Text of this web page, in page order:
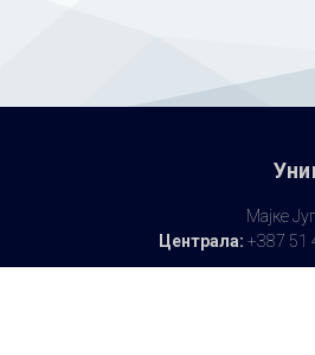
Мајке
Централа: +387 51